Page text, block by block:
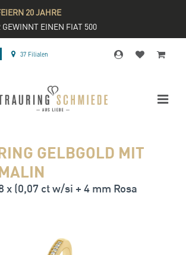
20 JAHRE
GEWINNT EINEN FIAT 500
37 Filialen
GELBGOLD MIT
x (0,07 ct w/si + 4 mm Rosa